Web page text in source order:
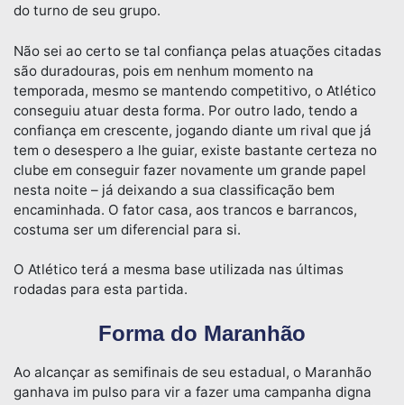
do turno de seu grupo.
Não sei ao certo se tal confiança pelas atuações citadas
são duradouras, pois em nenhum momento na
temporada, mesmo se mantendo competitivo, o Atlético
conseguiu atuar desta forma. Por outro lado, tendo a
confiança em crescente, jogando diante um rival que já
tem o desespero a lhe guiar, existe bastante certeza no
clube em conseguir fazer novamente um grande papel
nesta noite – já deixando a sua classificação bem
encaminhada. O fator casa, aos trancos e barrancos,
costuma ser um diferencial para si.
O Atlético terá a mesma base utilizada nas últimas
rodadas para esta partida.
Forma do Maranhão
Ao alcançar as semifinais de seu estadual, o Maranhão
ganhava im pulso para vir a fazer uma campanha digna